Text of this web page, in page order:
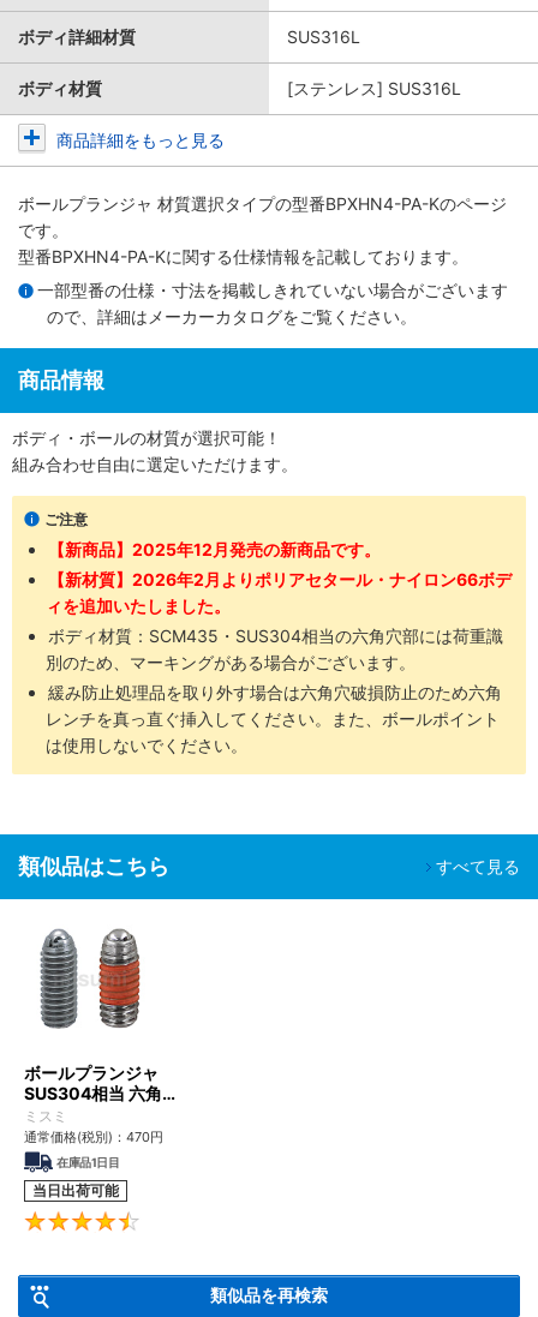
ボディ詳細材質 SUS316L
ボディ材質 [ステンレス] SUS316L
商品詳細をもっと見る
ボールプランジャ 材質選択タイプの型番BPXHN4-PA-Kのページ
です。
型番BPXHN4-PA-Kに関する仕様情報を記載しております。
一部型番の仕様・寸法を掲載しきれていない場合がございます
ので、詳細は メーカーカタログをご覧ください。
商品情報
ボディ・ボールの材質が選択可能！
組み合わせ自由に選定いただけます。
ご注意
【新商品】2025年12月発売の新商品です。
【新材質】2026年2月よりポリアセタール・ナイロン66ボデ
ィを追加いたしました。
ボディ材質：SCM435​・SUS304​相当の六角穴部には荷重識
別のため、マーキングがある場合がございます。
緩み防止処理品を取り外す場合は六角穴破損防止のため六角
レンチを真っ直ぐ挿入してください。また、ボールポイント
は使用しないでください。
類似品はこちら すべて見る
ボールプランジャ
SUS304相当 六角穴
タイプ​
ミスミ
通常価格(税別)： 470円
在庫品1日目
当日出荷可能
類似品を再検索